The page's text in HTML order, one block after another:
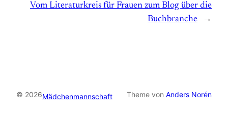
Vom Literaturkreis für Frauen zum Blog über die
Buchbranche
→
© 2026Mädchenmannschaft Theme von Anders Norén